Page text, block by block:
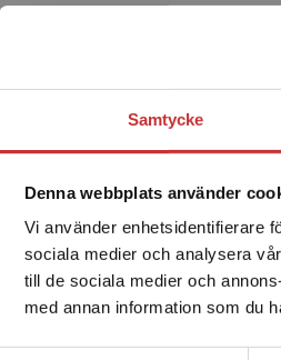
Samtycke
Denna webbplats använder
Vi använder enhetsidentifierare
sociala medier och analysera
till de sociala medier och
med annan information som du